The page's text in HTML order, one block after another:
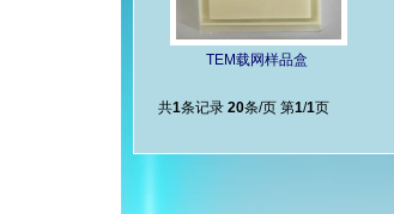
TEM载网样品盒
共1条记录 20条/页 第1/1页